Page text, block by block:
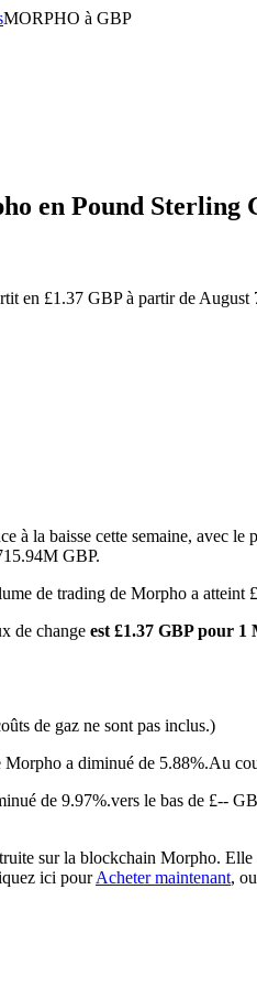
MORPHO à GBP
en Pound Sterling
en £1.37 GBP à partir de August
à la baisse cette semaine, avec le
GBP.
de trading de Morpho a atteint
de change est £1.37 GBP pour 1
de gaz ne sont pas inclus.)
a diminué de 5.88%.Au
de 9.97%.vers le bas de £--
sur la blockchain Morpho.
ici pourAcheter maintenant,